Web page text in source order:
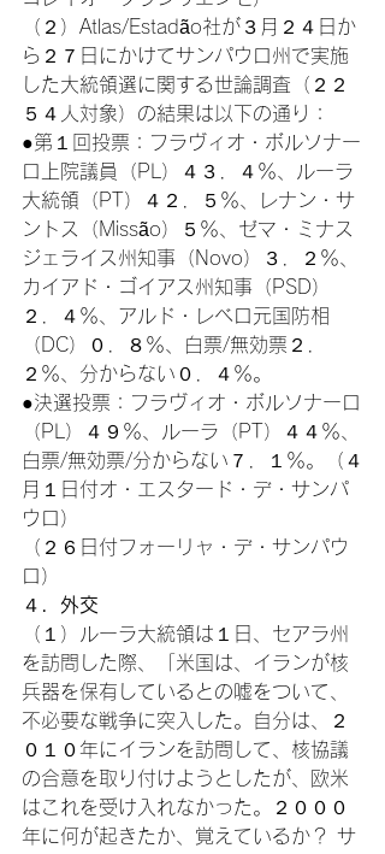
（２）Atlas/Estadão社が３月２４日か
ら２７日にかけてサンパウロ州で実施
した大統領選に関する世論調査（２２
５４人対象）の結果は以下の通り：
●第１回投票：フラヴィオ・ボルソナー
ロ上院議員（PL）４３．４％、ルーラ
大統領（PT）４２．５％、レナン・サ
ントス（Missão）５％、ゼマ・ミナス
ジェライス州知事（Novo）３．２％、
カイアド・ゴイアス州知事（PSD）
２．４％、アルド・レベロ元国防相
（DC）０．８％、白票/無効票２．
２％、分からない０．４％。
●決選投票：フラヴィオ・ボルソナーロ
（PL）４９％、ルーラ（PT）４４％、
白票/無効票/分からない７．１％。（４
月１日付オ・エスタード・デ・サンパ
ウロ）
（２６日付フォーリャ・デ・サンパウ
ロ）
４
．外交
（１）ルーラ大統領は１日、セアラ州
を訪問した際、「米国は、イランが核
兵器を保有しているとの嘘をついて、
不必要な戦争に突入した。自分は、２
０１０年にイランを訪問して、核協議
の合意を取り付けようとしたが、欧米
はこれを受け入れなかった。２０００
年に何が起きたか、覚えているか？ サ